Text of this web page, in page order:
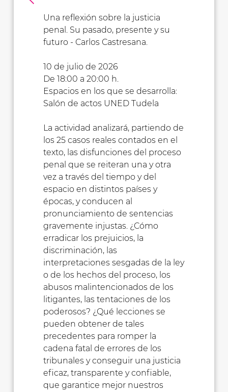
Una reflexión sobre la justicia
penal. Su pasado, presente y su
futuro - Carlos Castresana.
10 de julio de 2026
De 18:00 a 20:00 h.
Espacios en los que se desarrolla:
Salón de actos UNED Tudela
La actividad analizará, partiendo de
los 25 casos reales contados en el
texto, las disfunciones del proceso
penal que se reiteran una y otra
vez a través del tiempo y del
espacio en distintos países y
épocas, y conducen al
pronunciamiento de sentencias
gravemente injustas. ¿Cómo
erradicar los prejuicios, la
discriminación, las
interpretaciones sesgadas de la ley
o de los hechos del proceso, los
abusos malintencionados de los
litigantes, las tentaciones de los
poderosos? ¿Qué lecciones se
pueden obtener de tales
precedentes para romper la
cadena fatal de errores de los
tribunales y conseguir una justicia
eficaz, transparente y confiable,
que garantice mejor nuestros